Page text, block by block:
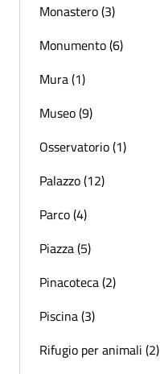
Monastero (3)
Monumento (6)
Mura (1)
Museo (9)
Osservatorio (1)
Palazzo (12)
Parco (4)
Piazza (5)
Pinacoteca (2)
Piscina (3)
Rifugio per animali (2)